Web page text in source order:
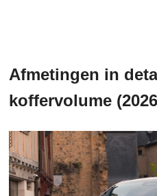
Afmetingen in
koffervolume